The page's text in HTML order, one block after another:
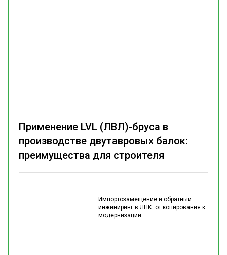
Импортозамещение и обратный
инжиниринг в ЛПК: от копирования к
модернизации
Применение LVL (ЛВЛ)-бруса в
производстве двутавровых балок:
преимущества для строителя